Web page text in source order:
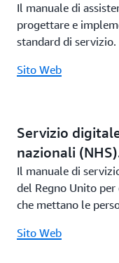
Il manuale di
progettare e
standard di servizio.
Sito Web
Servizio
nazionali
Il manuale di
del Regno Unito
che mettano le
Sito Web